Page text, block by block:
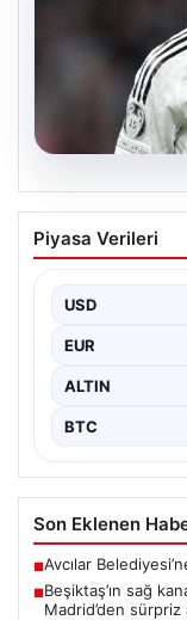
Beşiktaş’ın
İspanya
Muhammed
alternatif
Piyasa Verileri
USD
EUR
ALTIN
BTC
Son Eklenen
■Avcılar
■Beşiktaş’ın sağ
Madrid’den sürpriz